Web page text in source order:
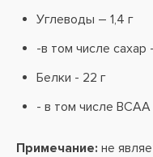
Углеводы – 1,4 г
-в том числе сахар
Белки - 22 г
- в том числе
Примечание: не